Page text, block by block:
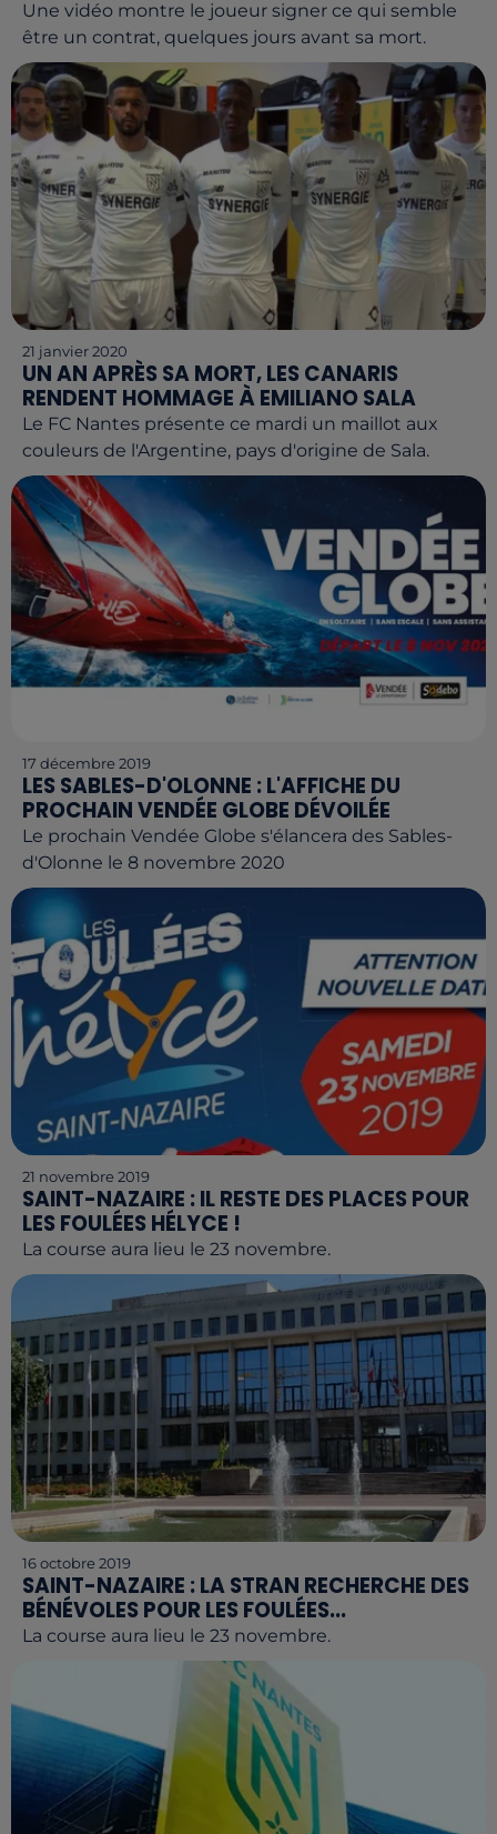
Une vidéo montre le joueur signer ce qui semble
être un contrat, quelques jours avant sa mort.
21 janvier 2020
UN AN APRÈS SA MORT, LES CANARIS
RENDENT HOMMAGE À EMILIANO SALA
Le FC Nantes présente ce mardi un maillot aux
couleurs de l'Argentine, pays d'origine de Sala.
17 décembre 2019
LES SABLES-D'OLONNE : L'AFFICHE DU
PROCHAIN VENDÉE GLOBE DÉVOILÉE
Le prochain Vendée Globe s'élancera des Sables-
d'Olonne le 8 novembre 2020
21 novembre 2019
SAINT-NAZAIRE : IL RESTE DES PLACES POUR
LES FOULÉES HÉLYCE !
La course aura lieu le 23 novembre.
16 octobre 2019
SAINT-NAZAIRE : LA STRAN RECHERCHE DES
BÉNÉVOLES POUR LES FOULÉES...
La course aura lieu le 23 novembre.